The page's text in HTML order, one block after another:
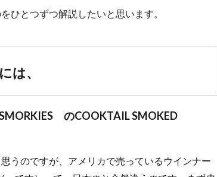
ひとつずつ解説したいと思います。
は、
のCOOKTAIL SMOKED
うのですが、アメリカで売っているウインナー